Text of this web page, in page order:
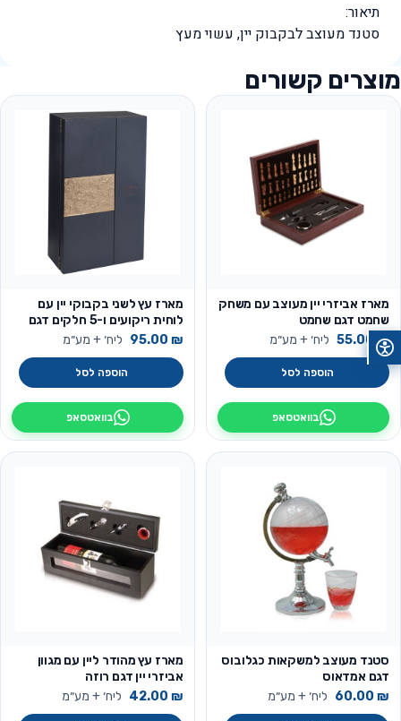
תיאור:
סטנד מעוצב לבקבוק יין, עשוי מעץ
מוצרים קשורים
מארז אביזרי יין מעוצב עם משחק
שחמט דגם שחמט
55.00 ₪ ליח׳ + מע״מ
הוספה לסל
בוואטסאפ
מארז עץ לשני בקבוקי יין עם
לוחית ריקועים ו-5 חלקים דגם
ריקועים
95.00 ₪ ליח׳ + מע״מ
הוספה לסל
בוואטסאפ
סטנד מעוצב למשקאות כגלובוס
דגם אמדאוס
60.00 ₪ ליח׳ + מע״מ
מארז עץ מהודר ליין עם מגוון
אביזרי יין דגם רוזה
42.00 ₪ ליח׳ + מע״מ